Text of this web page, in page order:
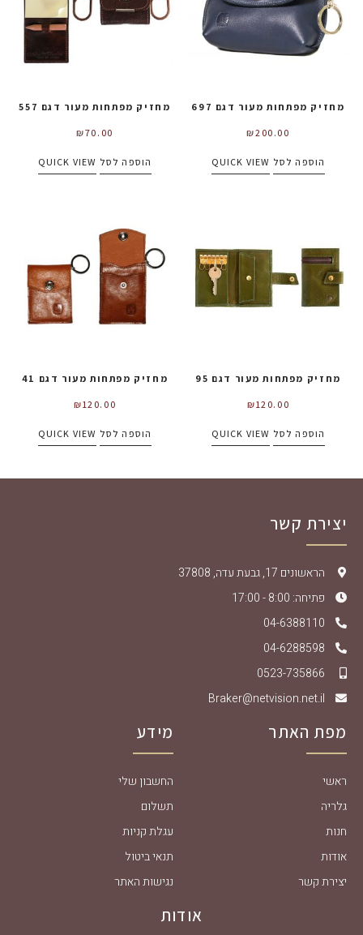
מחזיק מפתחות מעור דגם 697
₪200.00
הוספה לסל QUICK VIEW
מחזיק מפתחות מעור דגם 557
₪70.00
הוספה לסל QUICK VIEW
מחזיק מפתחות מעור דגם 95
₪120.00
הוספה לסל QUICK VIEW
מחזיק מפתחות מעור דגם 41
₪120.00
הוספה לסל QUICK VIEW
יצירת קשר
הראשונים 17, גבעת עדה, 37808
פתיחה: 8:00 - 17:00
04-6388110
04-6288598
0523-735866
Braker@netvision.net.il
מפת האתר
ראשי
גלריה
חנות
אודות
יצירת קשר
מידע
החשבון שלי
תשלום
עגלת קניות
תנאי ביטול
נגישות האתר
אודות